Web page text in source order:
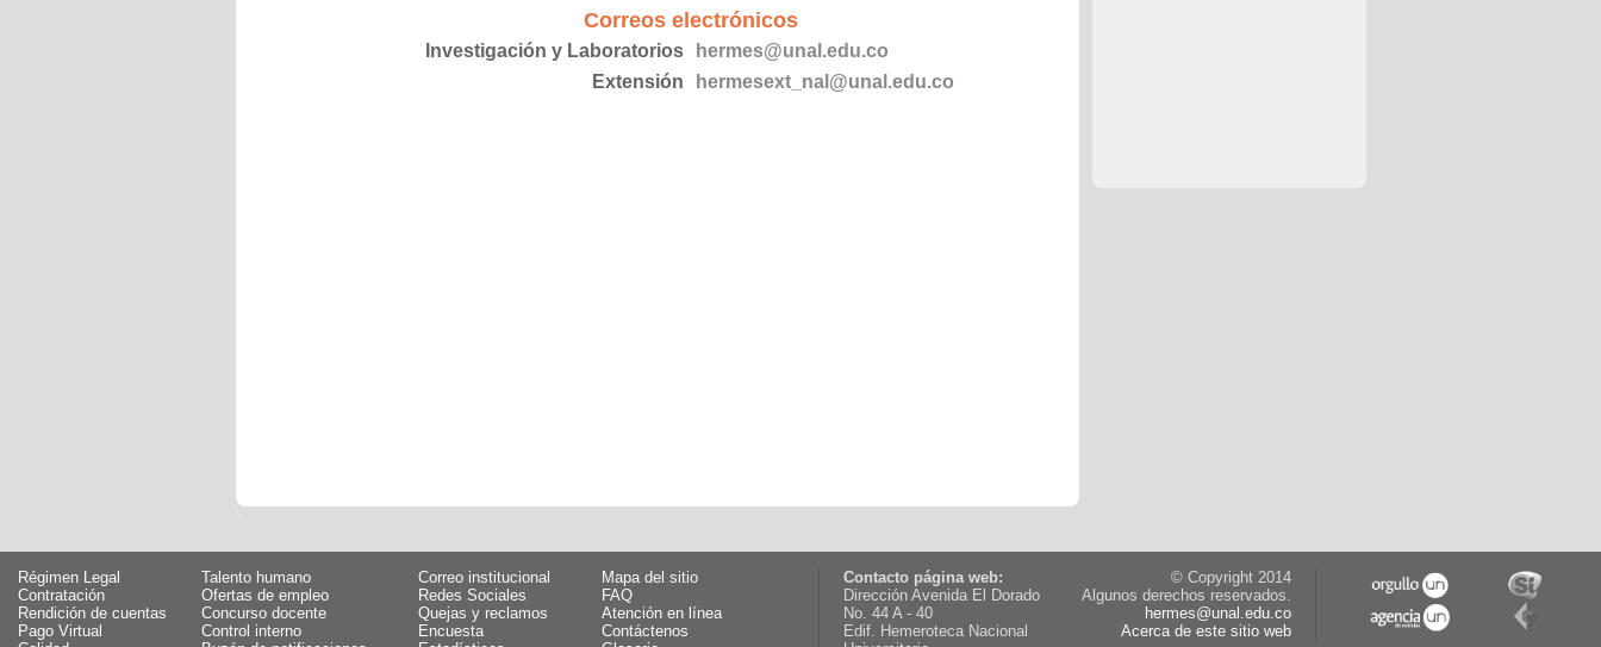
Correos electrónicos
Investigación y Laboratorios
hermes@unal.edu.co
Extensión
hermesext_nal@unal.edu.co
Régimen Legal
Talento humano
Contratación
Ofertas de empleo
Rendición de cuentas
Concurso docente
Pago Virtual
Control interno
Correo institucional
Mapa del sitio
Redes Sociales
FAQ
Quejas y reclamos
Atención en línea
Encuesta
Contáctenos
Contacto página web:
Dirección Avenida El Dorado
No. 44 A - 40
Edif. Hemeroteca Nacional
© Copyright 2014
Algunos derechos reservados.
hermes@unal.edu.co
Acerca de este sitio web